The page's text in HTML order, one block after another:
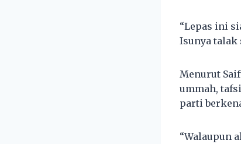
“Lepas ini
Isunya talak
Menurut
ummah,
parti
“Walaupun